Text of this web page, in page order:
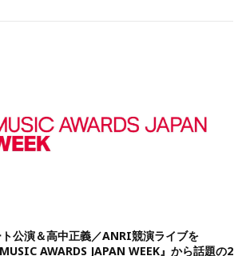
公演＆高中正義／ANRI競演ライブを
AWARDS JAPAN WEEK』から話題の2